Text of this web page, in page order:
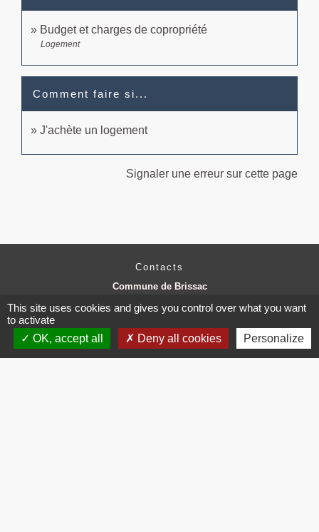
Budget et charges de copropriété
Logement
Comment faire si...
J'achète un logement
Signaler une erreur sur cette page
Contacts
Commune de Brissac
34190 Brissac - FRANCE
+33 4 67 73 71 56
Contact par formulaire
This site uses cookies and gives you control over what you want
to activate
OK, accept all
Deny all cookies Personalize